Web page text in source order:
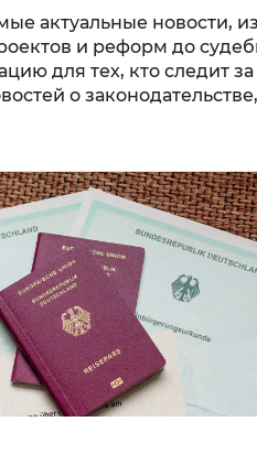
актуальные новости,
и реформ до
для тех, кто следит
о